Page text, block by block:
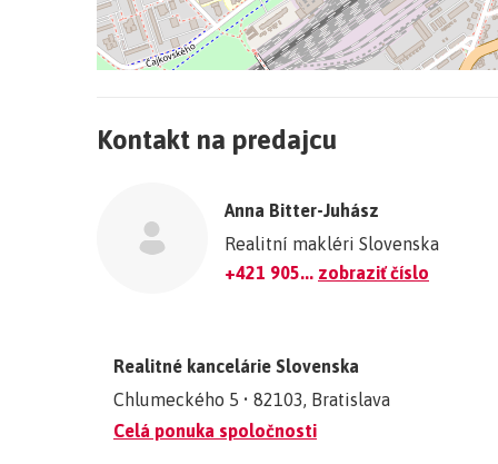
−
Kontakt na predajcu
Anna Bitter-Juhász
Realitní makléri Slovenska
+421 905... zobraziť číslo
Realitné kancelárie Slovenska
Chlumeckého 5 • 82103, Bratislava
Celá ponuka spoločnosti